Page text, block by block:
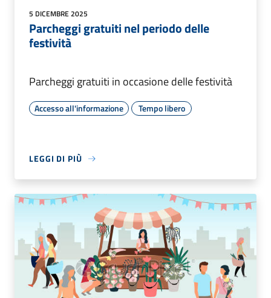
5 DICEMBRE 2025
Parcheggi gratuiti nel periodo delle
festività
Parcheggi gratuiti in occasione delle festività
Accesso all'informazione Tempo libero
LEGGI DI PIÙ